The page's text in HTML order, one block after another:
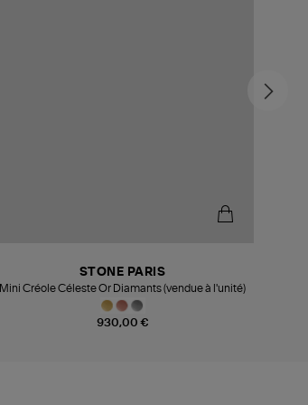
930,00 €
STONE PARIS
Mini Créole Céleste Or Diamants (vendue à l'unité)